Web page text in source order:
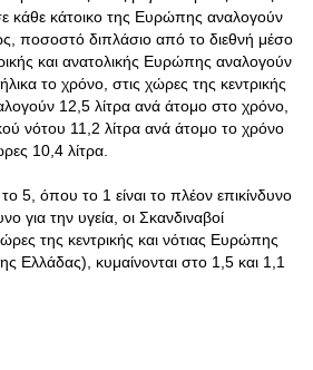
κάθε κάτοικο της Ευρώπης αναλογούν
ποσοστό διπλάσιο από το διεθνή μέσο
και ανατολικής Ευρώπης αναλογούν
το χρόνο, στις χώρες της κεντρικής
12,5 λίτρα ανά άτομο στο χρόνο,
νότου 11,2 λίτρα ανά άτομο το χρόνο
10,4 λίτρα.
5, όπου το 1 είναι το πλέον επικίνδυνο
για την υγεία, οι Σκανδιναβοί
της κεντρικής και νότιας Ευρώπης
Ελλάδας), κυμαίνονται στο 1,5 και 1,1